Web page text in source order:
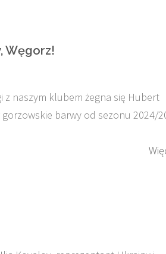
Węgorz!
naszym klubem żegna się Hubert
barwy od sezonu 2024/